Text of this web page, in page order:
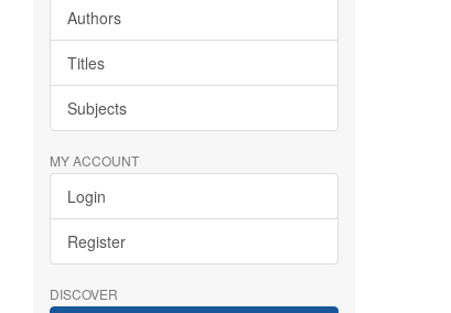
Authors
Titles
Subjects
MY ACCOUNT
Login
Register
DISCOVER